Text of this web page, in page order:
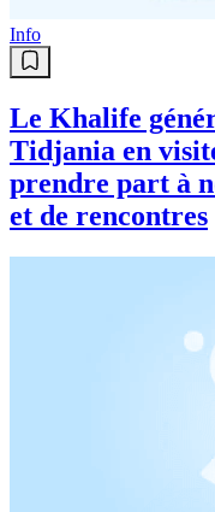
Info
Le Khalife
Tidjania en
prendre part à
et de rencontres